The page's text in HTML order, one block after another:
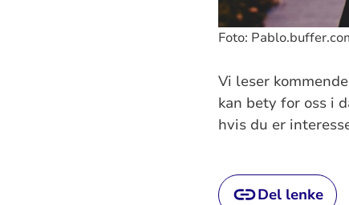
Foto:
Vi leser
kan bety for oss i
hvis du er
Del lenke